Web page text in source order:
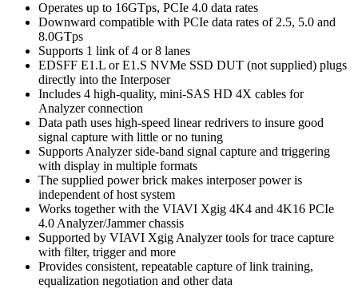
Operates up to 16GTps, PCIe 4.0 data rates
Downward compatible with PCIe data rates of 2.5, 5.0 and
8.0GTps
Supports 1 link of 4 or 8 lanes
EDSFF E1.L or E1.S NVMe SSD DUT (not supplied) plugs
directly into the Interposer
Includes 4 high-quality, mini-SAS HD 4X cables for
Analyzer connection
Data path uses high-speed linear redrivers to insure good
signal capture with little or no tuning
Supports Analyzer side-band signal capture and triggering
with display in multiple formats
The supplied power brick makes interposer power is
independent of host system
Works together with the VIAVI Xgig 4K4 and 4K16 PCIe
4.0 Analyzer/Jammer chassis
Supported by VIAVI Xgig Analyzer tools for trace capture
with filter, trigger and more
Provides consistent, repeatable capture of link training,
equalization negotiation and other data